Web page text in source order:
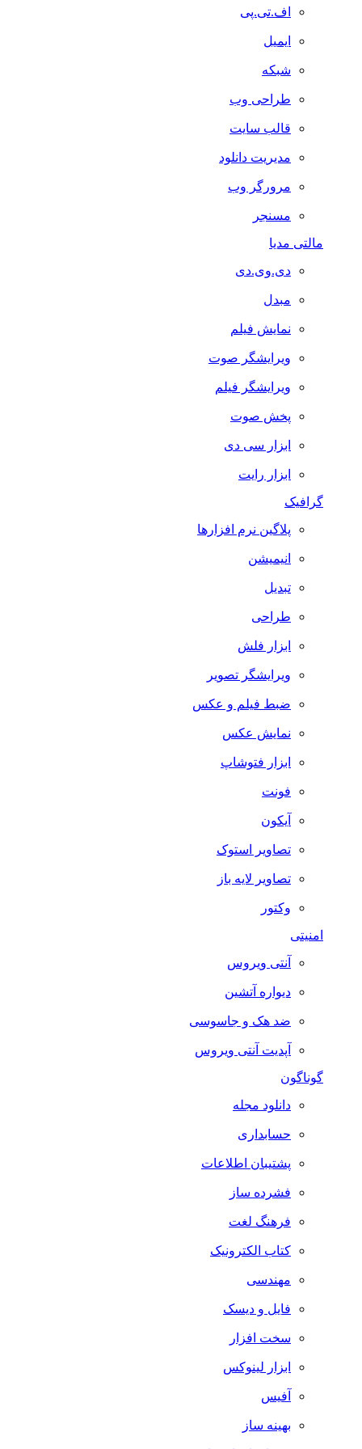
اف.تی.پی
ایمیل
شبکه
طراحی وب
قالب سایت
مدیریت دانلود
مرورگر وب
مسنجر
مالتی مدیا
دی.وی.دی
مبدل
نمایش فیلم
ویرایشگر صوت
ویرایشگر فیلم
پخش صوت
ابزار سی دی
ابزار رایت
گرافیک
پلاگین نرم افزارها
انیمیشن
تبدیل
طراحی
ابزار فلش
ویرایشگر تصویر
ضبط فيلم و عكس
نمایش عکس
ابزار فتوشاپ
فونت
آیکون
تصاویر استوک
تصاویر لایه باز
وکتور
آنتی ویروس
دیواره آتشین
ضد هک و جاسوسی
آپدیت آنتی ویروس
گوناگون
دانلود مجله
حسابداری
پشتیبان اطلاعات
فشرده ساز
فرهنگ لغت
کتاب الکترونیک
مهندسی
فایل و دیسک
سخت افزار
ابزار لینوکس
آفیس
بهینه ساز